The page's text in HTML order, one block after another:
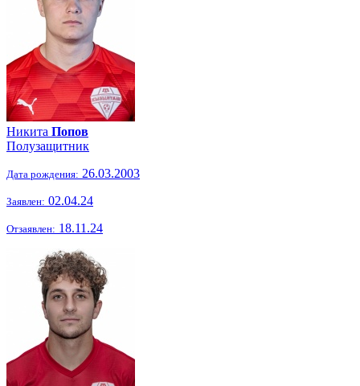
Никита Попов
Полузащитник
Дата рождения: 26.03.2003
Заявлен: 02.04.24
Отзаявлен: 18.11.24